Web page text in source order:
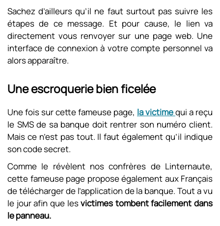
Sachez d’ailleurs qu’il ne faut surtout pas suivre les
étapes de ce message. Et pour cause, le lien va
directement vous renvoyer sur une page web. Une
interface de connexion à votre compte personnel va
alors apparaître.
Une escroquerie bien ficelée
Une fois sur cette fameuse page, la victimequi a reçu
le SMS de sa banque doit rentrer son numéro client.
Mais ce n’est pas tout. Il faut également qu’il indique
son code secret.
Comme le révèlent nos confrères de Linternaute,
cette fameuse page propose également aux Français
de télécharger de l’application de la banque. Tout a vu
le jour afin que lesvictimes tombent facilement dans
le panneau.